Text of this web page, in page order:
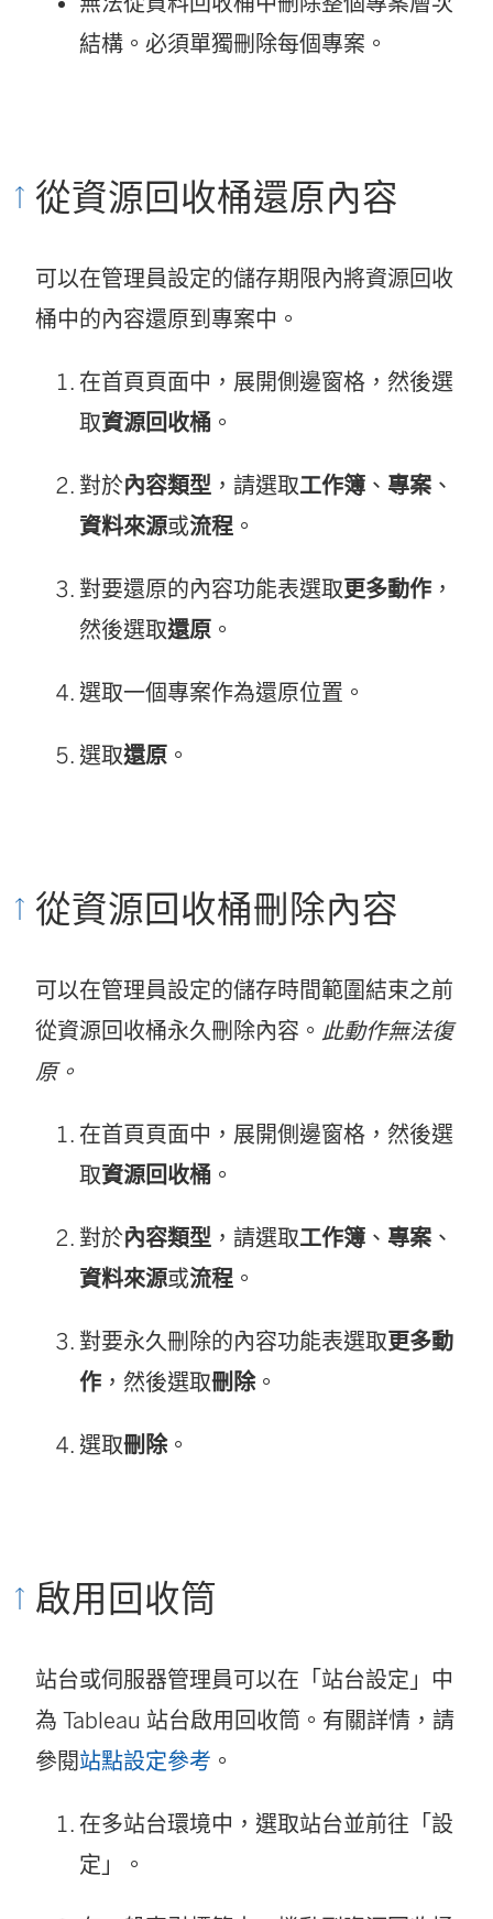
結構。必須單獨刪除每個專案。
從資源回收桶還原內容
可以在管理員設定的儲存期限內將資源回收
桶中的內容還原到專案中。
在首頁頁面中，展開側邊窗格，然後選
取資源回收桶 。
對於內容類型 ，請選取工作簿 、 專案 、
資料來源或流程 。
對要還原的內容功能表選取更多動作 ，
然後選取還原 。
選取一個專案作為還原位置。
選取還原 。
從資源回收桶刪除內容
可以在管理員設定的儲存時間範圍結束之前
從資源回收桶永久刪除內容。 此動作無法復
原。
在首頁頁面中，展開側邊窗格，然後選
取資源回收桶 。
對於內容類型 ，請選取工作簿 、 專案 、
資料來源或流程 。
對要永久刪除的內容功能表選取更多動
作 ，然後選取刪除。
選取刪除。
啟用回收筒
站台或伺服器管理員可以在「站台設定」中
為 Tableau 站台啟用回收筒。有關詳情，請
參閱站點設定參考 。
在多站台環境中，選取站台並前往「設
定」。